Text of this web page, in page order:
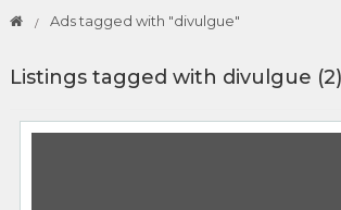
Ads tagged with "divulgue"
Listings tagged with divulgue (2)